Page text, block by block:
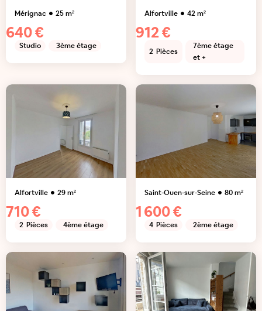
Mérignac 25m²
640 €
Studio 3ème étage
Alfortville 42m²
912 €
2 Pièces
7ème étage
et +
Alfortville 29m²
710 €
2 Pièces 4ème étage
Saint-Ouen-sur-Seine 80m²
1 600 €
4 Pièces 2ème étage